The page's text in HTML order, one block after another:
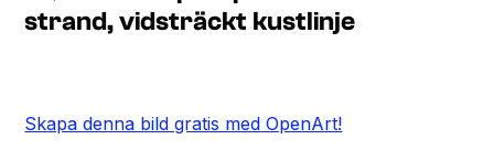
strand, vidsträckt kustlinje
Skapa denna bild gratis med OpenArt!